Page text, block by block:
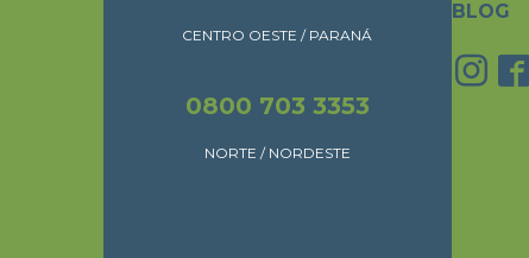
CENTRO OESTE / PARANÁ
0800 703 3353
NORTE / NORDESTE
BLOG